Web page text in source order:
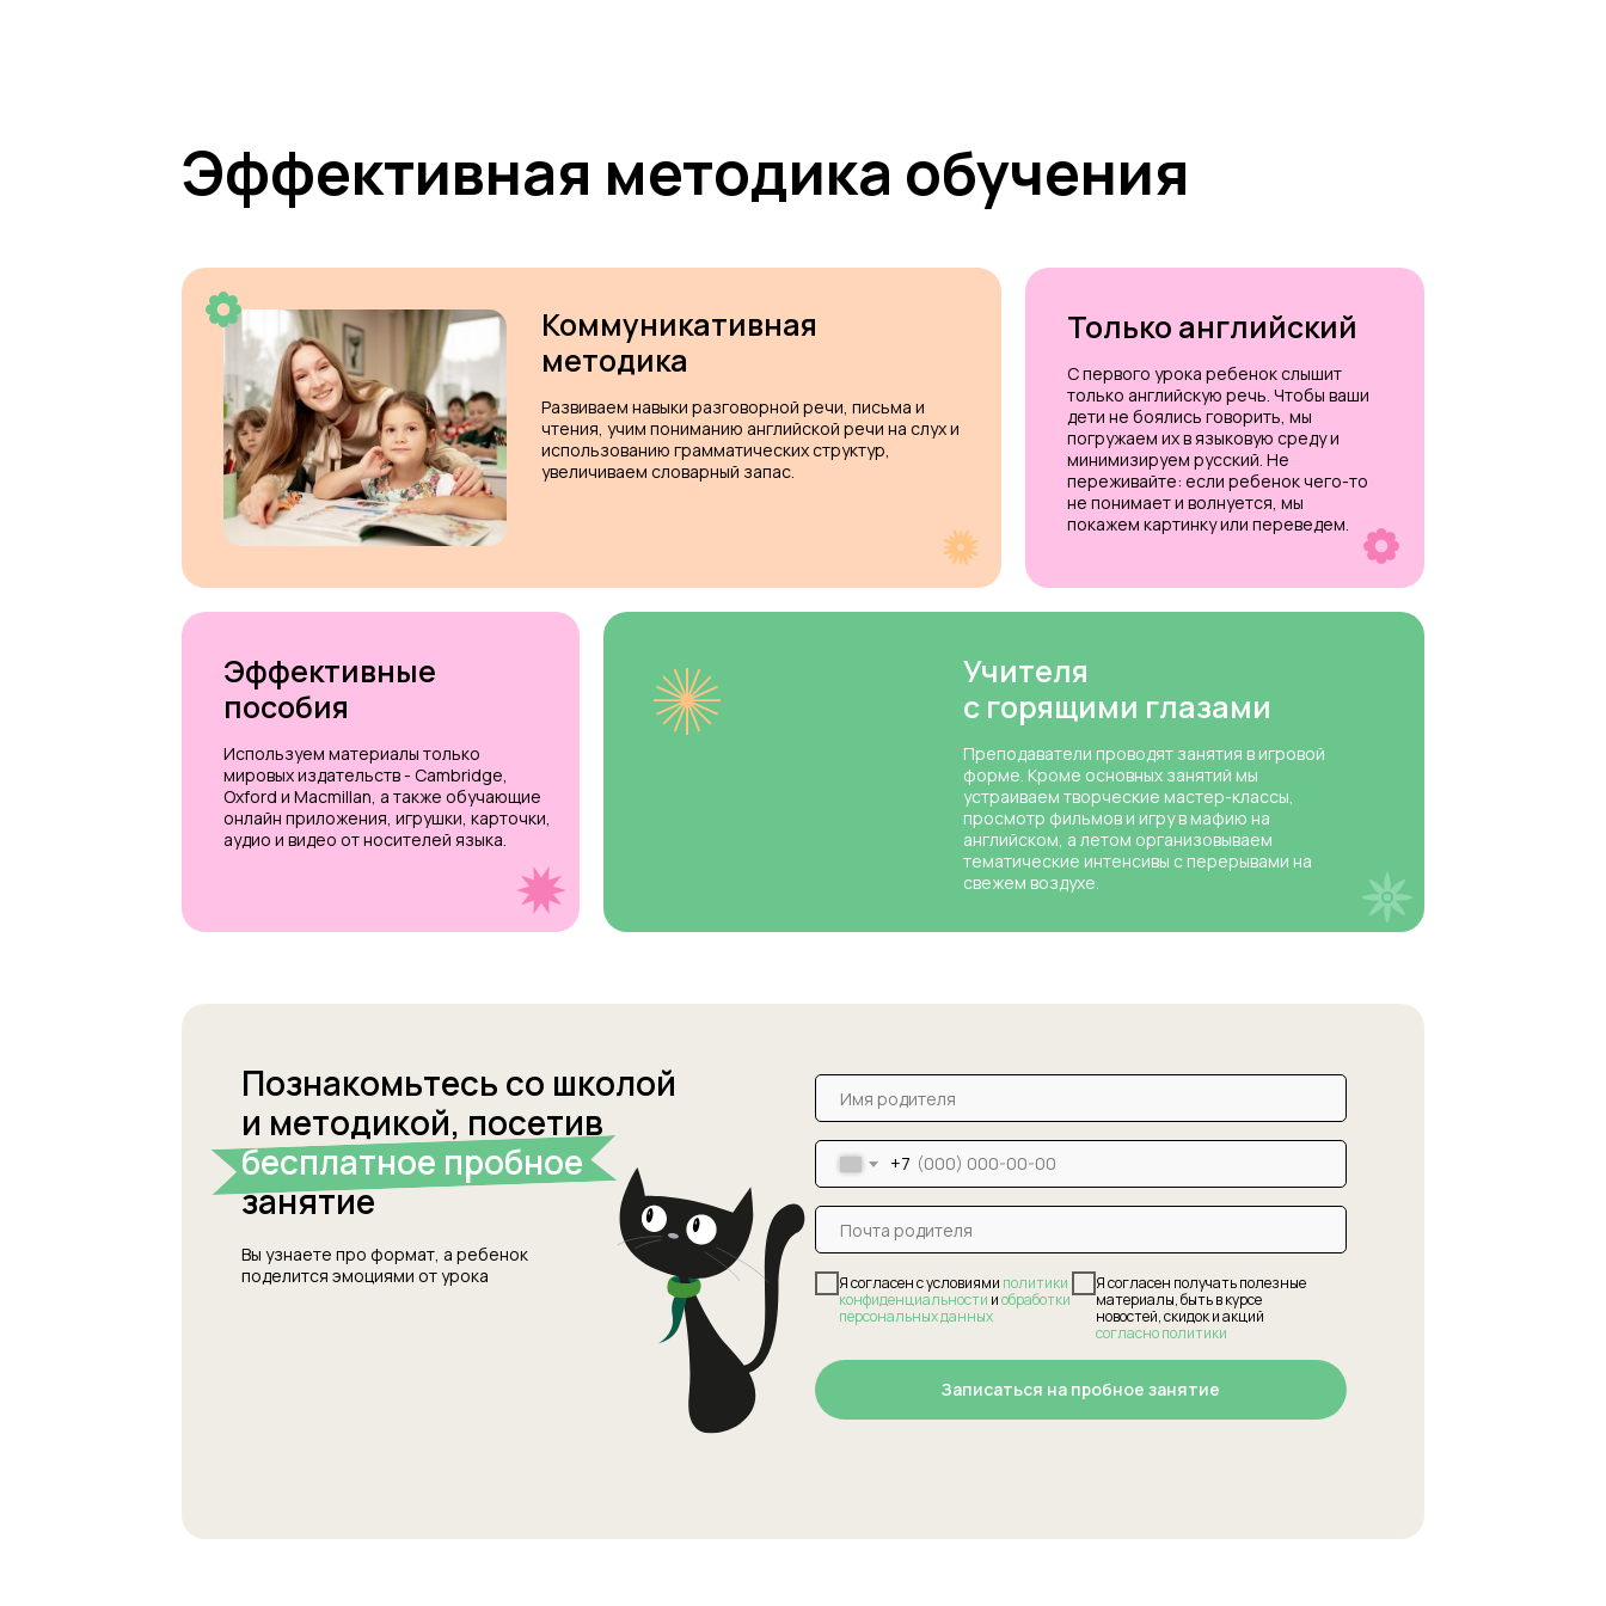
Эффективная методика обучения
Коммуникативная
методика
Развиваем навыки разговорной речи, письма и
чтения, учим пониманию английской речи на слух и
использованию грамматических структур,
увеличиваем словарный запас.
Эффективные
пособия
Используем материалы только
мировых издательств - Cambridge,
Oxford и Macmillan, а также обучающие
онлайн приложения, игрушки, карточки,
аудио и видео от носителей языка.
Только английский
С первого урока ребенок слышит
только английскую речь. Чтобы ваши
дети не боялись говорить, мы
погружаем их в языковую среду и
минимизируем русский. Не
переживайте: если ребенок чего-то
не понимает и волнуется, мы
покажем картинку или переведем.
Учителя
с горящими глазами
Преподаватели проводят занятия в игровой
форме. Кроме основных занятий мы
устраиваем творческие мастер-классы,
просмотр фильмов и игру в мафию на
английском, а летом организовываем
тематические интенсивы с перерывами на
свежем воздухе.
Познакомьтесь со школой
и методикой, посетив
бесплатное пробное
занятие
Вы узнаете про формат, а ребенок
поделится эмоциями от урока
+7
Я согласен с условиями политики
конфиденциальности иобработки
персональных данных
Я согласен получать полезные
материалы, быть в курсе
новостей, скидок и акций
согласно политики
Записаться на пробное занятие